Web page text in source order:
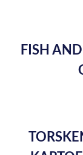
FISH